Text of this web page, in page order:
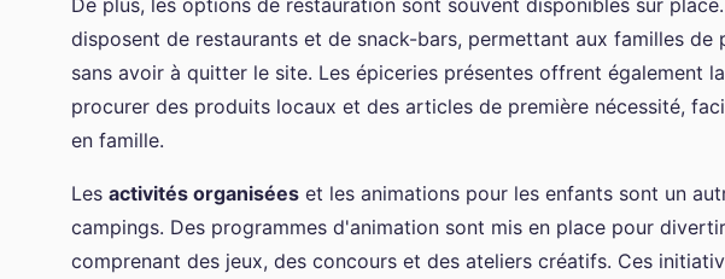
De plus, les options de restauration sont souvent disponibles sur
disposent de restaurants et de snack-bars, permettant aux familles de
sans avoir à quitter le site. Les épiceries présentes offrent également
procurer des produits locaux et des articles de première nécessité,
en famille.
Les activités organisées et les animations pour les enfants sont un
campings. Des programmes d'animation sont mis en place pour
comprenant des jeux, des concours et des ateliers créatifs. Ces